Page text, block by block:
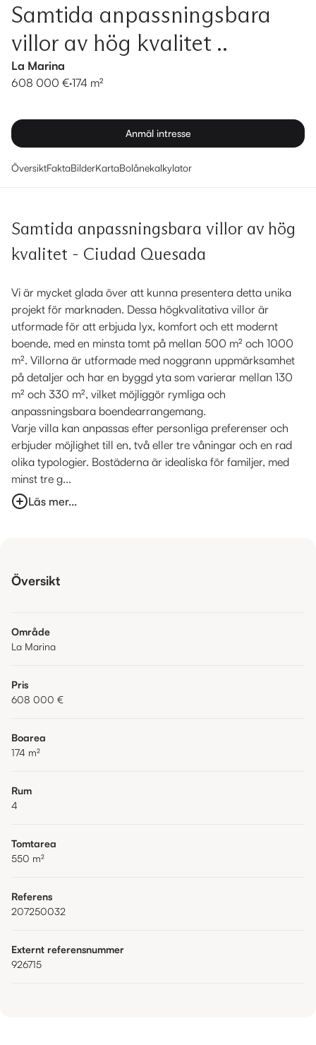
Samtida anpassningsbara
villor av hög kvalitet ..
La Marina
608 000 €·174 m²
Anmäl intresse
ÖversiktFaktaBilderKartaBolånekalkylator
Samtida anpassningsbara villor av hög
kvalitet - Ciudad Quesada
Vi är mycket glada över att kunna presentera detta unika
projekt för marknaden. Dessa högkvalitativa villor är
utformade för att erbjuda lyx, komfort och ett modernt
boende, med en minsta tomt på mellan 500 m² och 1000
m². Villorna är utformade med noggrann uppmärksamhet
på detaljer och har en byggd yta som varierar mellan 130
m² och 330 m², vilket möjliggör rymliga och
anpassningsbara boendearrangemang.
Varje villa kan anpassas efter personliga preferenser och
erbjuder möjlighet till en, två eller tre våningar och en rad
olika typologier. Bostäderna är idealiska för familjer, med
minst tre g...
Läs mer...
Översikt
Område
La Marina
Pris
608 000 €
Boarea
174 m²
Rum
4
Tomtarea
550 m²
Referens
207250032
Externt referensnummer
926715